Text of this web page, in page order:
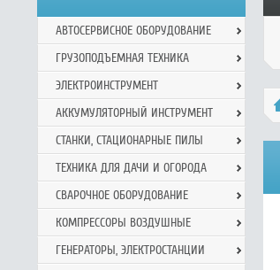
АВТОСЕРВИСНОЕ ОБОРУДОВАНИЕ
ГРУЗОПОДЪЕМНАЯ ТЕХНИКА
ЭЛЕКТРОИНСТРУМЕНТ
АККУМУЛЯТОРНЫЙ ИНСТРУМЕНТ
СТАНКИ, СТАЦИОНАРНЫЕ ПИЛЫ
ТЕХНИКА ДЛЯ ДАЧИ И ОГОРОДА
СВАРОЧНОЕ ОБОРУДОВАНИЕ
КОМПРЕССОРЫ ВОЗДУШНЫЕ
ГЕНЕРАТОРЫ, ЭЛЕКТРОСТАНЦИИ